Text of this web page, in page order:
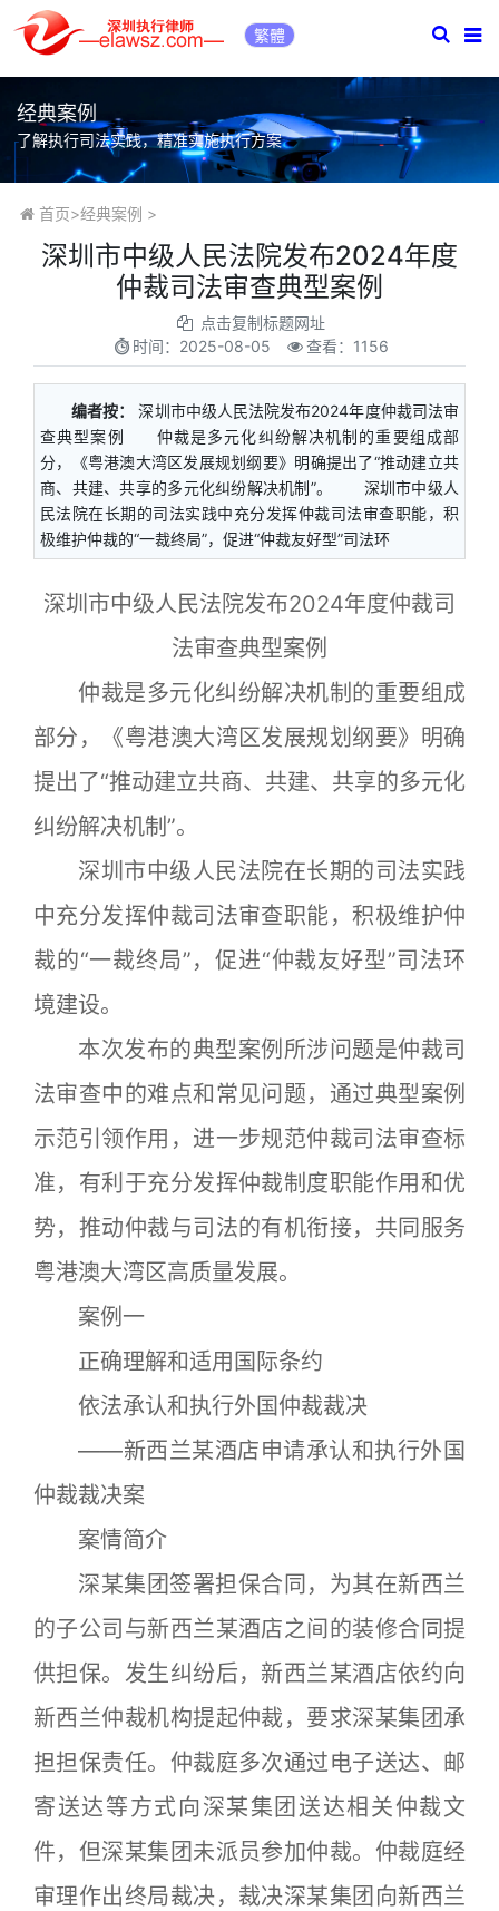
繁體
经典案例
了解执行司法实践，精准实施执行方案
首页>经典案例 >
深圳市中级人民法院发布2024年度
仲裁司法审查典型案例
点击复制标题网址
时间： 2025-08-05 查看：1156
编者按：
深圳市中级人民法院发布2024年度仲裁司法审
查典型案例 仲裁是多元化纠纷解决机制的重要组成部
分，《粤港澳大湾区发展规划纲要》明确提出了“推动建立共
商、共建、共享的多元化纠纷解决机制”。 深圳市中级人
民法院在长期的司法实践中充分发挥仲裁司法审查职能，积
极维护仲裁的“一裁终局”，促进“仲裁友好型”司法环
深圳市中级人民法院发布2024年度仲裁司
法审查典型案例
仲裁是多元化纠纷解决机制的重要组成
部分，《粤港澳大湾区发展规划纲要》明确
提出了“推动建立共商、共建、共享的多元化
纠纷解决机制”。
深圳市中级人民法院在长期的司法实践
中充分发挥仲裁司法审查职能，积极维护仲
裁的“一裁终局”，促进“仲裁友好型”司法环
境建设。
本次发布的典型案例所涉问题是仲裁司
法审查中的难点和常见问题，通过典型案例
示范引领作用，进一步规范仲裁司法审查标
准，有利于充分发挥仲裁制度职能作用和优
势，推动仲裁与司法的有机衔接，共同服务
粤港澳大湾区高质量发展。
案例一
正确理解和适用国际条约
依法承认和执行外国仲裁裁决
——新西兰某酒店申请承认和执行外国
仲裁裁决案
案情简介
深某集团签署担保合同，为其在新西兰
的子公司与新西兰某酒店之间的装修合同提
供担保。发生纠纷后，新西兰某酒店依约向
新西兰仲裁机构提起仲裁，要求深某集团承
担担保责任。仲裁庭多次通过电子送达、邮
寄送达等方式向深某集团送达相关仲裁文
件，但深某集团未派员参加仲裁。仲裁庭经
审理作出终局裁决，裁决深某集团向新西兰